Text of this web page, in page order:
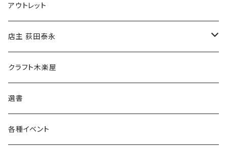
マグカップ
傘
食料品
その他
アウトレット
店主 荻田泰永
書籍
ウェア
クラフト木楽屋
選書
各種イベント